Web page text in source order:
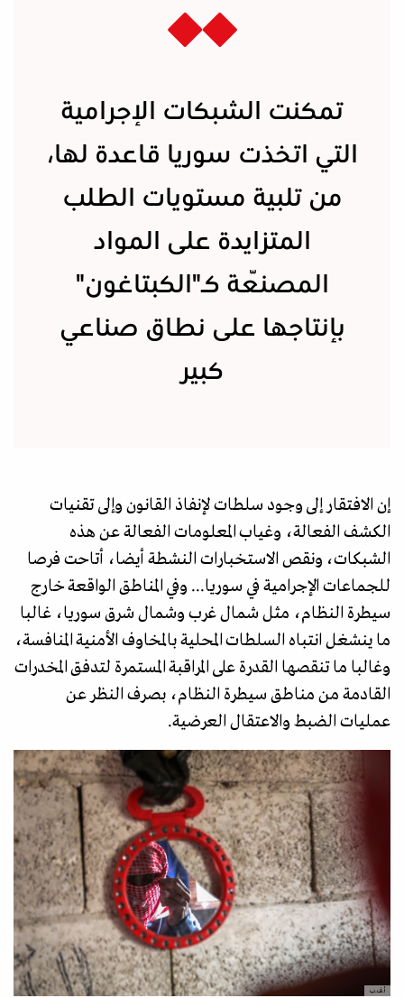
تمكنت الشبكات الإجرامية
التي اتخذت سوريا قاعدة لها،
من تلبية مستويات الطلب
المتزايدة على المواد
المصنّعة كـ"الكبتاغون"
بإنتاجها على نطاق صناعي
كبير
إن الافتقار إلى وجود سلطات لإنفاذ القانون وإلى تقنيات
الكشف الفعالة، وغياب المعلومات الفعالة عن هذه
الشبكات، ونقص الاستخبارات النشطة أيضا، أتاحت فرصا
للجماعات الإجرامية في سوريا... وفي المناطق الواقعة خارج
سيطرة النظام، مثل شمال غرب وشمال شرق سوريا، غالبا
ما ينشغل انتباه السلطات المحلية بالمخاوف الأمنية المنافسة،
وغالبا ما تنقصها القدرة على المراقبة المستمرة لتدفق المخدرات
القادمة من مناطق سيطرة النظام، بصرف النظر عن
عمليات الضبط والاعتقال العرضية.
أ.ف.ب